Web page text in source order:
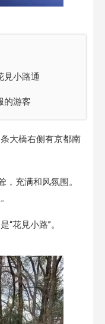
見小路通
的游客
大橋右侧有京都南
，充满和风氛围。
花見小路”。